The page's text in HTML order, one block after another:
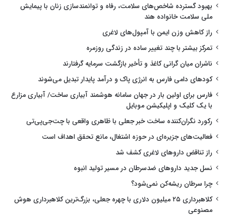
بهبود گسترده شاخص‌های سلامت، رفاه و توانمندسازی زنان با پیمایش
ملی سلامت خانواده هند
راز کاهش وزن ایمن با آمپول‌های لاغری
تمرکز بیشتر با چند تغییر ساده در زندگی روزمره
ناشران میان گرانی کاغذ و تأخیر بازگشت سرمایه گرفتارند
کودهای دامی فارس به انرژی پاک و درآمد پایدار تبدیل می‌شوند
فارس برای اولین بار در جهان سامانه هوشمند آبیاری ساخت/ آبیاری مزارع
با یک کلیک و اپلیکیشن موبایل
رکورد نگران‌کننده ساخت خبر جعلی با ظاهری واقعی با چت‌جی‌پی‌تی
فعالیت‌های جزیره‌ای در حوزه اشتغال، مانع تحقق اهداف است
راز تناقض داروهای لاغری کشف شد
نسل جدید داروهای ضدسرطان در مسیر تولید انبوه
چرا سرطان ریشه‌کن نمی‌شود؟
کلاهبرداری ۲۵ میلیون دلاری با چهره جعلی، بزرگ‌ترین کلاهبرداری هوش
مصنوعی